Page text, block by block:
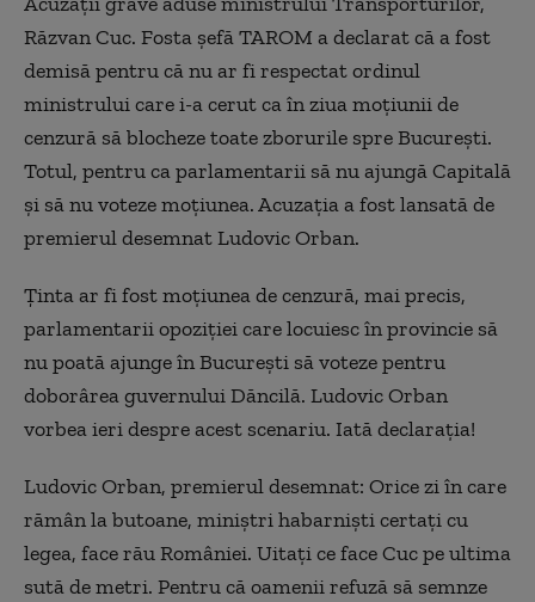
Răzvan Cuc. Fosta șefă TAROM a declarat că a fost
demisă pentru că nu ar fi respectat ordinul
ministrului care i-a cerut ca în ziua moțiunii de
cenzură să blocheze toate zborurile spre București.
Totul, pentru ca parlamentarii să nu ajungă Capitală
și să nu voteze moțiunea. Acuzația a fost lansată de
premierul desemnat Ludovic Orban.
Ţinta ar fi fost moţiunea de cenzură, mai precis,
parlamentarii opoziţiei care locuiesc în provincie să
nu poată ajunge în Bucureşti să voteze pentru
doborârea guvernului Dăncilă. Ludovic Orban
vorbea ieri despre acest scenariu. Iată declaraţia!
Ludovic Orban, premierul desemnat: Orice zi în care
rămân la butoane, miniștri habarniști certați cu
legea, face rău României. Uitați ce face Cuc pe ultima
sută de metri. Pentru că oamenii refuză să semnze